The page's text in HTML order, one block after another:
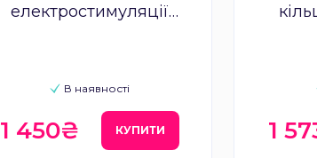
електростимуляції
В наявності
1 450₴ КУПИТИ 1